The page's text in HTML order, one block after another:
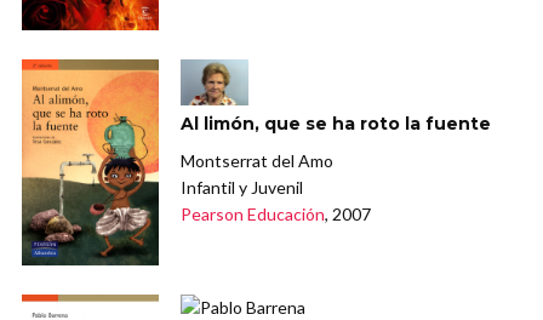
Al limón, que se ha roto la fuente
Montserrat del Amo
Infantil y Juvenil
Pearson Educación, 2007